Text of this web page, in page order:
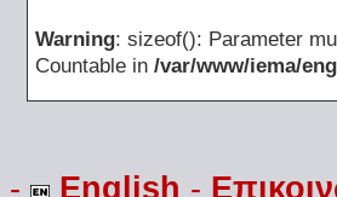
Warning: sizeof(): Parameter
Countable in /var/www/iema/
- English -